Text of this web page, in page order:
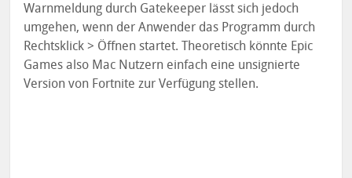
Warnmeldung durch Gatekeeper lässt sich jedoch
umgehen, wenn der Anwender das Programm durch
Rechtsklick > Öffnen startet. Theoretisch könnte Epic
Games also Mac Nutzern einfach eine unsignierte
Version von Fortnite zur Verfügung stellen.